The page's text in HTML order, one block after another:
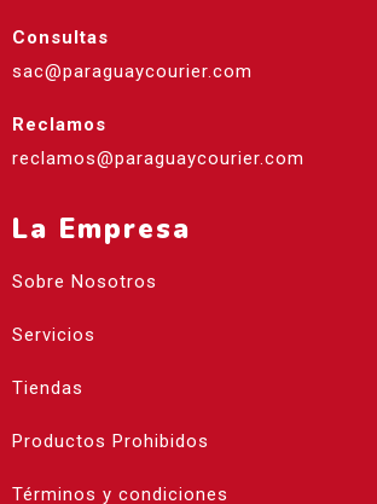
Consultas
sac@paraguaycourier.com
Reclamos
reclamos@paraguaycourier.com
La Empresa
Sobre Nosotros
Servicios
Tiendas
Productos Prohibidos
Términos y condiciones